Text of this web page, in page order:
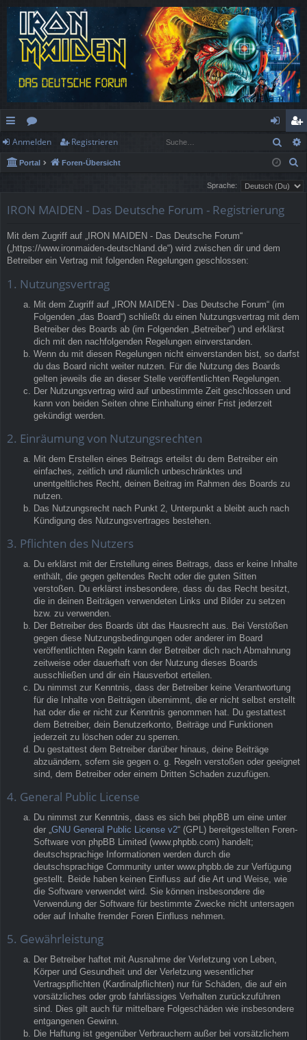
ch
ne
ug
rif
f
or
en
n
m
el
de
eg
ist
rie
Anmelden Registrieren
Portal Foren-Übersicht
Sprache:
IRON MAIDEN - Das Deutsche Forum - Registrierung
Mit dem Zugriff auf „IRON MAIDEN - Das Deutsche Forum“
(„https://www.ironmaiden-deutschland.de“) wird zwischen dir und dem
Betreiber ein Vertrag mit folgenden Regelungen geschlossen:
1. Nutzungsvertrag
Mit dem Zugriff auf „IRON MAIDEN - Das Deutsche Forum“ (im
Folgenden „das Board“) schließt du einen Nutzungsvertrag mit dem
Betreiber des Boards ab (im Folgenden „Betreiber“) und erklärst
dich mit den nachfolgenden Regelungen einverstanden.
Wenn du mit diesen Regelungen nicht einverstanden bist, so darfst
du das Board nicht weiter nutzen. Für die Nutzung des Boards
gelten jeweils die an dieser Stelle veröffentlichten Regelungen.
Der Nutzungsvertrag wird auf unbestimmte Zeit geschlossen und
kann von beiden Seiten ohne Einhaltung einer Frist jederzeit
gekündigt werden.
2. Einräumung von Nutzungsrechten
Mit dem Erstellen eines Beitrags erteilst du dem Betreiber ein
einfaches, zeitlich und räumlich unbeschränktes und
unentgeltliches Recht, deinen Beitrag im Rahmen des Boards zu
nutzen.
Das Nutzungsrecht nach Punkt 2, Unterpunkt a bleibt auch nach
Kündigung des Nutzungsvertrages bestehen.
3. Pflichten des Nutzers
Du erklärst mit der Erstellung eines Beitrags, dass er keine Inhalte
enthält, die gegen geltendes Recht oder die guten Sitten
verstoßen. Du erklärst insbesondere, dass du das Recht besitzt,
die in deinen Beiträgen verwendeten Links und Bilder zu setzen
bzw. zu verwenden.
Der Betreiber des Boards übt das Hausrecht aus. Bei Verstößen
gegen diese Nutzungsbedingungen oder anderer im Board
veröffentlichten Regeln kann der Betreiber dich nach Abmahnung
zeitweise oder dauerhaft von der Nutzung dieses Boards
ausschließen und dir ein Hausverbot erteilen.
Du nimmst zur Kenntnis, dass der Betreiber keine Verantwortung
für die Inhalte von Beiträgen übernimmt, die er nicht selbst erstellt
hat oder die er nicht zur Kenntnis genommen hat. Du gestattest
dem Betreiber, dein Benutzerkonto, Beiträge und Funktionen
jederzeit zu löschen oder zu sperren.
Du gestattest dem Betreiber darüber hinaus, deine Beiträge
abzuändern, sofern sie gegen o. g. Regeln verstoßen oder geeignet
sind, dem Betreiber oder einem Dritten Schaden zuzufügen.
4. General Public License
Du nimmst zur Kenntnis, dass es sich bei phpBB um eine unter
der „GNU General Public License v2“ (GPL) bereitgestellten Foren-
Software von phpBB Limited (www.phpbb.com) handelt;
deutschsprachige Informationen werden durch die
deutschsprachige Community unter www.phpbb.de zur Verfügung
gestellt. Beide haben keinen Einfluss auf die Art und Weise, wie
die Software verwendet wird. Sie können insbesondere die
Verwendung der Software für bestimmte Zwecke nicht untersagen
oder auf Inhalte fremder Foren Einfluss nehmen.
5. Gewährleistung
Der Betreiber haftet mit Ausnahme der Verletzung von Leben,
Körper und Gesundheit und der Verletzung wesentlicher
Vertragspflichten (Kardinalpflichten) nur für Schäden, die auf ein
vorsätzliches oder grob fahrlässiges Verhalten zurückzuführen
sind. Dies gilt auch für mittelbare Folgeschäden wie insbesondere
entgangenen Gewinn.
Die Haftung ist gegenüber Verbrauchern außer bei vorsätzlichem